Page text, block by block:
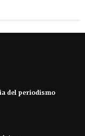
del periodismo